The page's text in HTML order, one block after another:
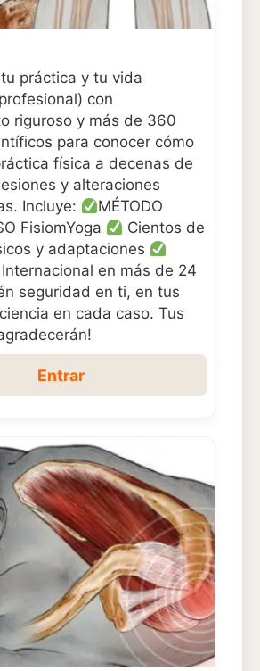
práctica y tu vida
con
riguroso y más de 360
para conocer cómo
física a decenas de
y alteraciones
Incluye:
MÉTODO
FisiomYoga
Cientos de
y adaptaciones
en más de 24
seguridad en ti, en tus
en cada caso. Tus
Entrar